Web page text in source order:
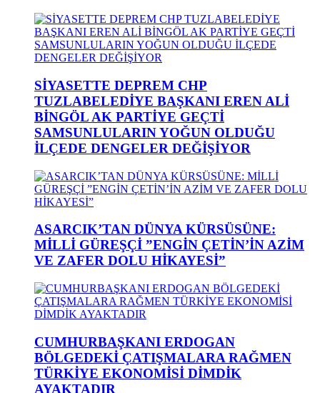
SİYASETTE DEPREM CHP
TUZLABELEDİYE BAŞKANI EREN ALİ
BİNGÖL AK PARTİYE GEÇTİ
SAMSUNLULARIN YOĞUN OLDUĞU
İLÇEDE DENGELER DEĞİŞİYOR
ASARCIK’TAN DÜNYA KÜRSÜSÜNE:
MİLLİ GÜREŞÇİ ”ENGİN ÇETİN’İN AZİM
VE ZAFER DOLU HİKAYESİ”
CUMHURBAŞKANI ERDOGAN
BÖLGEDEKİ ÇATIŞMALARA RAĞMEN
TÜRKİYE EKONOMİSİ DİMDİK
AYAKTADIR